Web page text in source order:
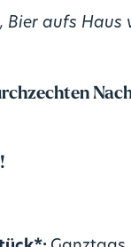
Bier aufs Haus